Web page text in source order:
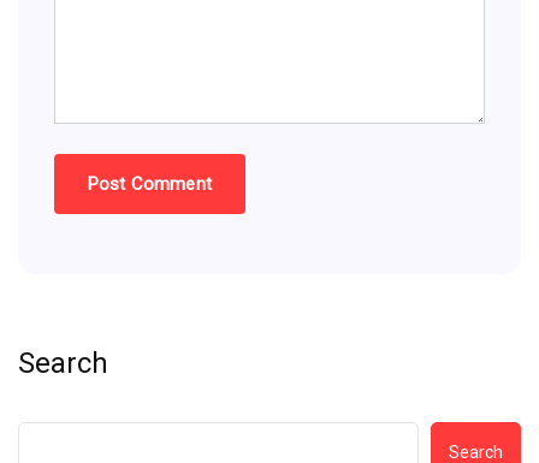
Search
Search